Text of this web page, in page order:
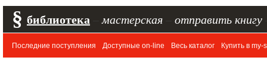
§ библиотека мастерская отправить книгу
Последние поступления Доступные on-line Весь каталог Купить в my-